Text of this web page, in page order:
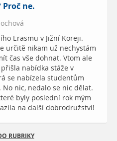
ne.
Erasmu v Jižní Koreji.
určitě nikam už nechystám
čas vše dohnat. Vtom ale
nabídka stáže v
se nabízela studentům
nic, nedalo se nic dělat.
byly poslední rok mým
na další dobrodružství!
RUBRIKY